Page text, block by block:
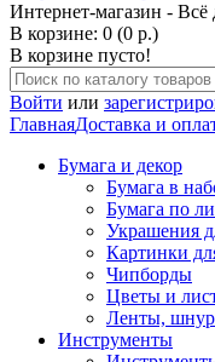
Интернет-магазин - Всё
В корзине: 0 (0 р.)
В корзине пусто!
Войти или
ГлавнаяДоставка и
Бумага и декор
Бумага в
Бумага по
Украшения
Картинки
Чипборды
Цветы и
Ленты,
Инструменты